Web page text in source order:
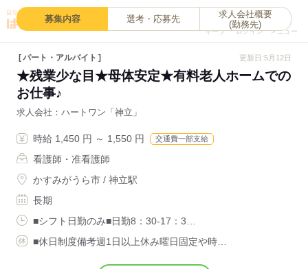
キープ
0
ログイン メニュー
募集内容 選考・応募先
求人会社概要
(勤務先)
パート・アルバイト 更新日:5月12日
★残業少な目★母体安定★有料老人ホームでの
お仕事♪
求人会社 ハートワン「神立」
時給 1,450 円 ～ 1,550 円 交通費一部支給
看護師・准看護師
かすみがうら市 / 神立駅
長期
■シフト日勤のみ■日勤8：30-17：3…
■休日制度備考週1日以上休み曜日固定や時…